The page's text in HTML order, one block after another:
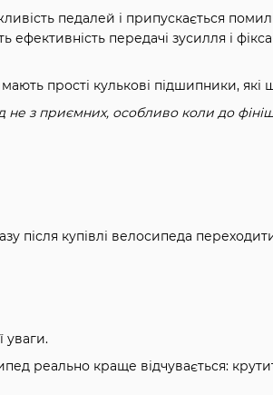
педалей і припускається
ефективність передачі зусилля і
прості кулькові підшипники,
не з приємних, особливо коли до
після купівлі велосипеда
уваги.
реально краще відчувається: